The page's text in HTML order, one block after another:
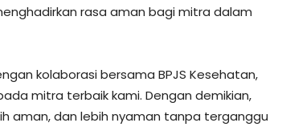
rasa aman bagi mitra dalam
kolaborasi bersama BPJS Kesehatan,
mitra terbaik kami. Dengan demikian,
aman, dan lebih nyaman tanpa terganggu